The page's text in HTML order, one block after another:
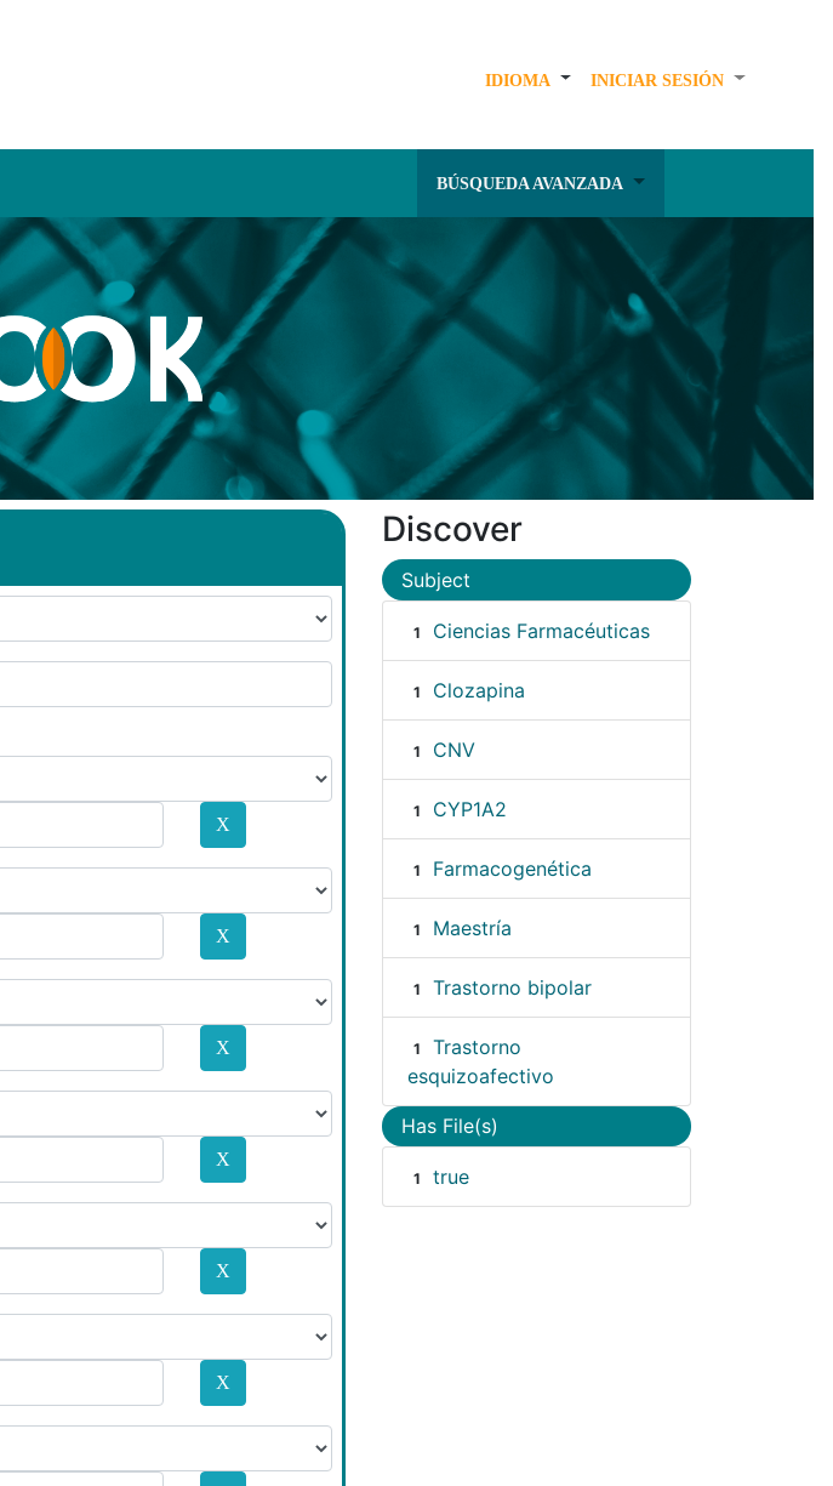
IDIOMA INICIAR SESIÓN
BÚSQUEDA AVANZADA
Discover
Subject
1 Ciencias Farmacéuticas
1 Clozapina
1 CNV
1 CYP1A2
1 Farmacogenética
1 Maestría
1 Trastorno bipolar
1
Trastorno
esquizoafectivo
Has File(s)
1 true